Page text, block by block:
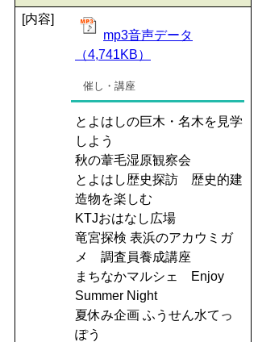
[内容]
mp3音声データ
（4,741KB）
催し・講座
とよはしの巨木・名木を見学
しよう
秋の葦毛湿原観察会
とよはし歴史探訪 歴史的建
造物を楽しむ
KTJおはなし広場
竜宮探検 表浜のアカウミガ
メ 調査員養成講座
まちなかマルシェ Enjoy
Summer Night
夏休み企画 ふうせん水てっ
ぽう